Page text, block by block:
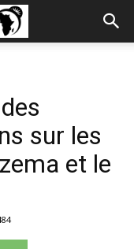
sur les
et le